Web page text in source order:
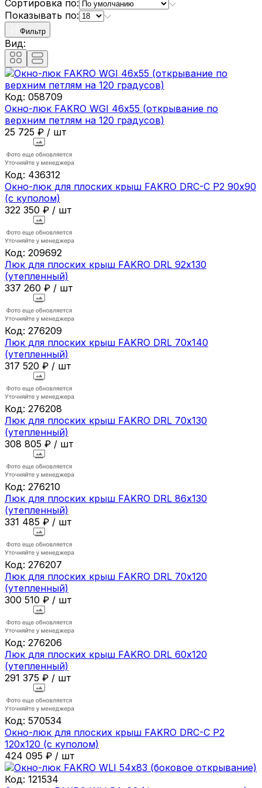
Сортировка по:
Показывать по:
Фильтр
Вид:
Код: 058709
Окно-люк FAKRO WGI 46х55 (открывание по
верхним петлям на 120 градусов)
25 725 ₽ / шт
Код: 436312
Окно-люк для плоских крыш FAKRO DRC-C P2 90х90
(с куполом)
322 350 ₽ / шт
Код: 209692
Люк для плоских крыш FAKRO DRL 92х130
(утепленный)
337 260 ₽ / шт
Код: 276209
Люк для плоских крыш FAKRO DRL 70х140
(утепленный)
317 520 ₽ / шт
Код: 276208
Люк для плоских крыш FAKRO DRL 70х130
(утепленный)
308 805 ₽ / шт
Код: 276210
Люк для плоских крыш FAKRO DRL 86х130
(утепленный)
331 485 ₽ / шт
Код: 276207
Люк для плоских крыш FAKRO DRL 70х120
(утепленный)
300 510 ₽ / шт
Код: 276206
Люк для плоских крыш FAKRO DRL 60х120
(утепленный)
291 375 ₽ / шт
Код: 570534
Окно-люк для плоских крыш FAKRO DRC-C P2
120х120 (с куполом)
424 095 ₽ / шт
Код: 121534